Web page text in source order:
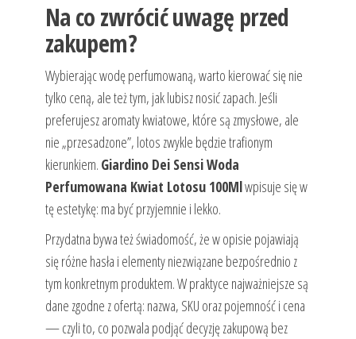
Na co zwrócić uwagę przed
zakupem?
Wybierając wodę perfumowaną, warto kierować się nie
tylko ceną, ale też tym, jak lubisz nosić zapach. Jeśli
preferujesz aromaty kwiatowe, które są zmysłowe, ale
nie „przesadzone”, lotos zwykle będzie trafionym
kierunkiem. Giardino Dei Sensi Woda
Perfumowana Kwiat Lotosu 100Mlwpisuje się w
tę estetykę: ma być przyjemnie i lekko.
Przydatna bywa też świadomość, że w opisie pojawiają
się różne hasła i elementy niezwiązane bezpośrednio z
tym konkretnym produktem. W praktyce najważniejsze są
dane zgodne z ofertą: nazwa, SKU oraz pojemność i cena
— czyli to, co pozwala podjąć decyzję zakupową bez